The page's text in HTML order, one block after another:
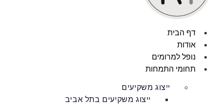
דף הבית
אודות
נופל למרומים
תחומי התמחות
ייצוג משקיעים
ייצוג משקיעים בתל אביב